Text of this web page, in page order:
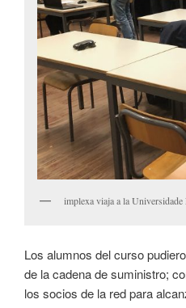
implexa viaja a la
Los alumnos del curso
de la cadena de suministro;
los socios de la red para